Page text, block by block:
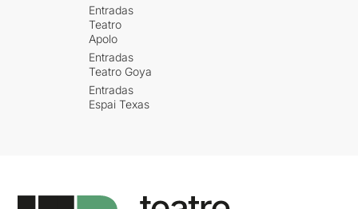
Entradas
Teatro
Apolo
Entradas
Teatro Goya
Entradas
Espai Texas